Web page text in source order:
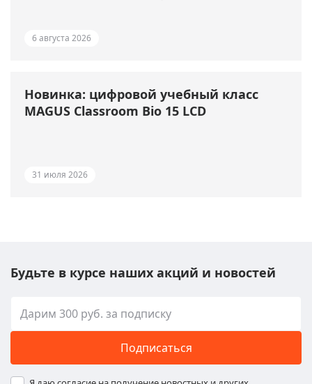
6 августа 2026
Новинка: цифровой учебный класс
MAGUS Classroom Bio 15 LCD
31 июля 2026
Будьте в курсе наших акций и новостей
Подписаться